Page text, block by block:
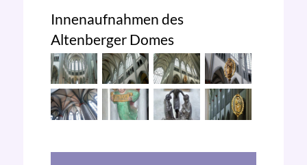
Innenaufnahmen des
Altenberger Domes